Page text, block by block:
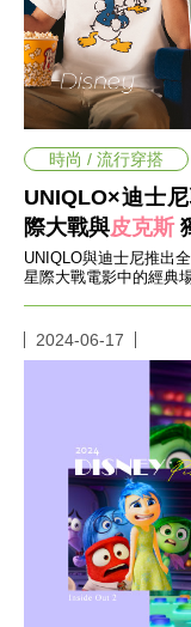
窕
計
畫
優
惠
知
時
事
生
活
熱
門
新
鮮
UNIQLO×迪士
際大戰與皮克斯
UNIQLO與迪士尼推出
星際大戰電影中的經典
時尚 / 流行穿搭
2024-06-17